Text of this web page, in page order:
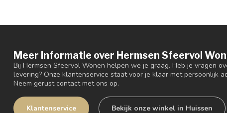
Meer informatie over Hermsen Sfeervol
Bij Hermsen Sfeervol Wonen helpen we je graag. Heb je vragen
levering? Onze klantenservice staat voor je klaar met persoonlijk
Neem gerust contact met ons op.
Klantenservice Bekijk onze winkel in Huissen